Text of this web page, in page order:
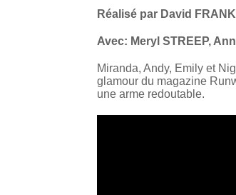
Réalisé par David
Avec: Meryl STREEP,
Miranda, Andy, Emily et
glamour du magazine
une arme redoutable.